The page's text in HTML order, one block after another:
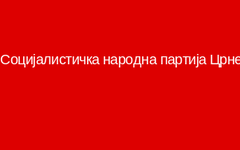
Социјалистичка народна партија